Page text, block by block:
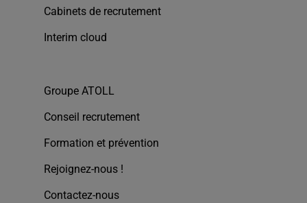
Cabinets de recrutement
Interim cloud
Groupe ATOLL
Conseil recrutement
Formation et prévention
Rejoignez-nous !
Contactez-nous